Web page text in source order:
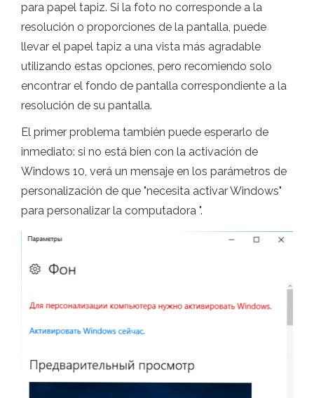
para papel tapiz. Si la foto no corresponde a la
resolución o proporciones de la pantalla, puede
llevar el papel tapiz a una vista más agradable
utilizando estas opciones, pero recomiendo solo
encontrar el fondo de pantalla correspondiente a la
resolución de su pantalla.
El primer problema también puede esperarlo de
inmediato: si no está bien con la activación de
Windows 10, verá un mensaje en los parámetros de
personalización de que "necesita activar Windows"
para personalizar la computadora ".